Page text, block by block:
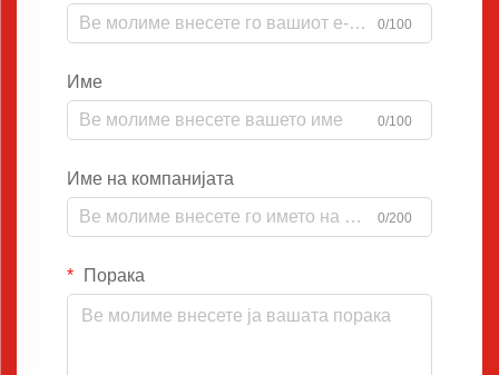
0/100
Име
0/100
Име на компанијата
0/200
Порака